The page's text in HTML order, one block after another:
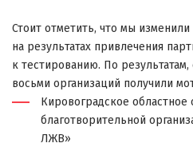
Стоит отметить, что мы
на результатах привлечения
к тестированию. По
восьми организаций получили
Кировоградское областное
благотворительной
ЛЖВ»